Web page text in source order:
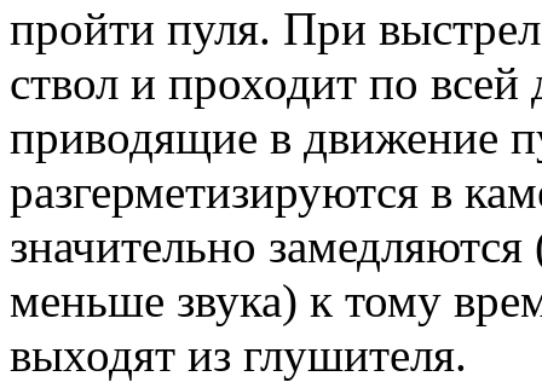
пройти пуля. При
ствол и проходит по
приводящие в движение
разгерметизируются в
значительно
меньше звука) к тому
выходят из глушителя.